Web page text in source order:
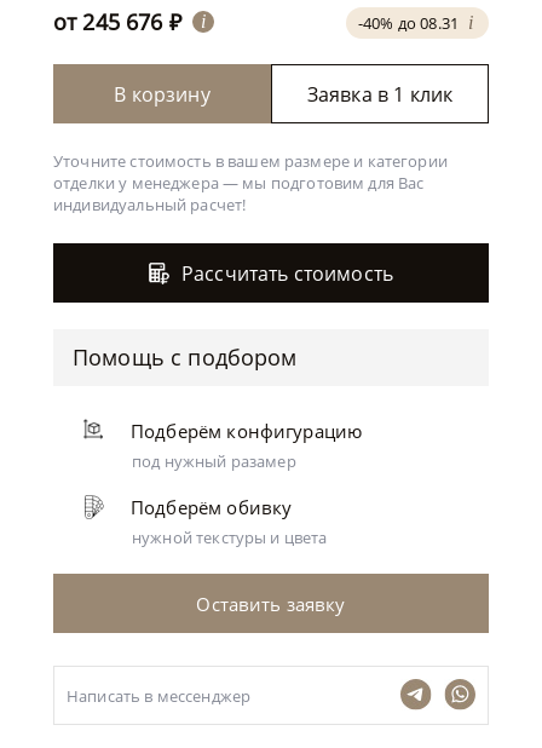
-40% до 08.31 i
от245 676 ₽ i
В корзину Заявка в 1 клик
Уточните стоимость в вашем размере и категории
отделки у менеджера — мы подготовим для Вас
индивидуальный расчет!
Рассчитать стоимость
Помощь с подбором
Подберём конфигурацию
под нужный разамер
Подберём обивку
нужной текстуры и цвета
Оставить заявку
Написать в мессенджер